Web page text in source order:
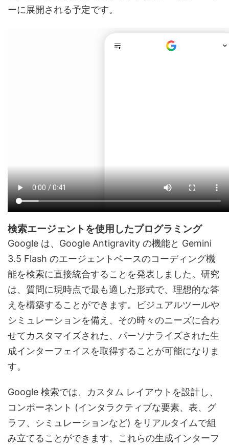
ーに展開される予定です。
検索エージェントを使用したプログラミング
Google は、Google Antigravity の機能と Gemini
3.5 Flash のエージェントベースのコーディング機
能を検索に直接統合することを発表しました。研究
は、質問に現時点で最も適した形式で、理想的な答
えを構築することができます。ビジュアルツールや
シミュレーションを備え、その時々のニーズに合わ
せてカスタマイズされた、パーソナライズされた生
成インターフェイスを取得することが可能になりま
す。
Google 検索では、カスタム レイアウトを設計し、
コンポーネント (インタラクティブな要素、表、グ
ラフ、シミュレーションなど) をリアルタイムで組
み立てることができます。これらの生成インターフ